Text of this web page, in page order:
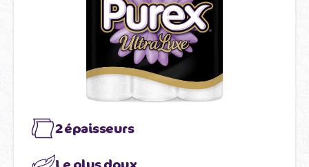
2 épaisseurs